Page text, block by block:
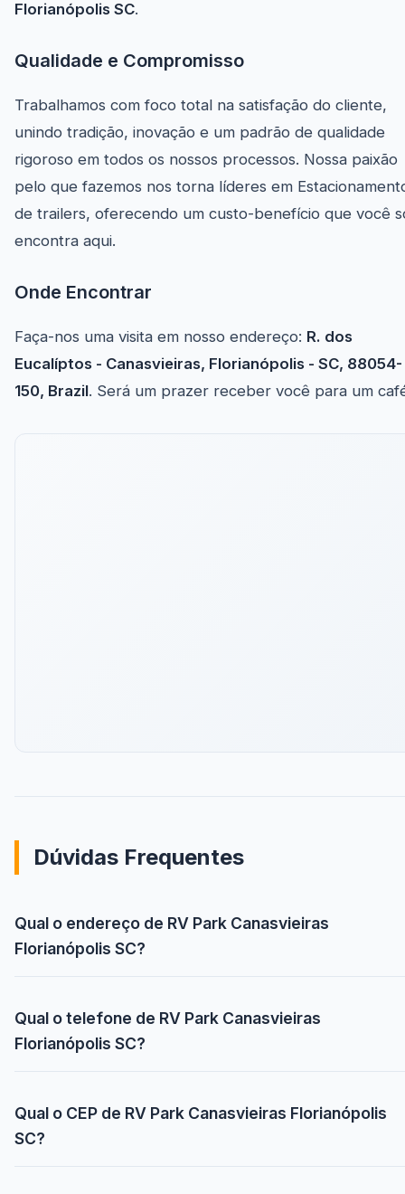
Florianópolis SC.
Qualidade e Compromisso
Trabalhamos com foco total na satisfação do cliente,
unindo tradição, inovação e um padrão de qualidade
rigoroso em todos os nossos processos. Nossa paixão
pelo que fazemos nos torna líderes em
de trailers, oferecendo um custo-benefício que você
encontra aqui.
Onde Encontrar
Faça-nos uma visita em nosso endereço: R. dos
Eucalíptos - Canasvieiras, Florianópolis - SC, 88054-
150, Brazil. Será um prazer receber você para um
Dúvidas Frequentes
Qual o endereço de RV Park Canasvieiras
Florianópolis SC?
Qual o telefone de RV Park Canasvieiras
Florianópolis SC?
Qual o CEP de RV Park Canasvieiras Florianópolis
SC?